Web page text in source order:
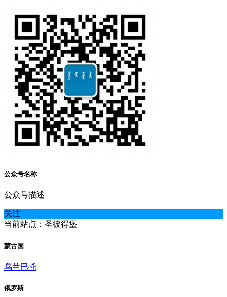
公众号名称
公众号描述
关注
当前站点：圣彼得堡
蒙古国
乌兰巴托
俄罗斯